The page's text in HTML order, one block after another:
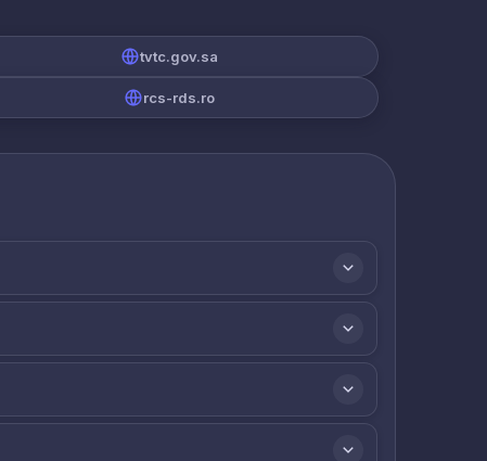
tvtc.gov.sa
rcs-rds.ro